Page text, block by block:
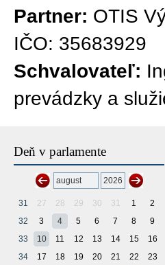
Partner: OTIS
IČO: 35683929
Schvalovateľ:
prevádzky a
Deň v parlamente
31 27 28 29 30 31 1
2
32
3 4 5 6 7 8
9
33
10 11 12 13 14 15
16
34
17 18 19 20 21 22
23